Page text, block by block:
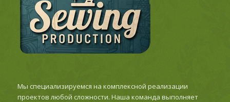
Мы специализируемся на комплексной реализации
проектов любой сложности. Наша команда выполняет